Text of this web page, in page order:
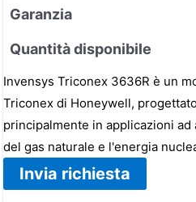
Garanzia
Quantità disponibile
Invensys Triconex 3636R è un
Triconex di Honeywell,
principalmente in applicazioni
del gas naturale e l'energia
Invia richiesta